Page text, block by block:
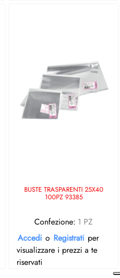
BUSTE TRASPARENTI 25X40
100PZ 93385
Confezione: 1 PZ
Accedi o Registrati per
visualizzare i prezzi a te
riservati